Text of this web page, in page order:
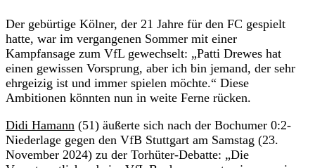
Der gebürtige Kölner, der 21 Jahre für den FC gespielt
hatte, war im vergangenen Sommer mit einer
Kampfansage zum VfL gewechselt: „Patti Drewes hat
einen gewissen Vorsprung, aber ich bin jemand, der sehr
ehrgeizig ist und immer spielen möchte.“ Diese
Ambitionen könnten nun in weite Ferne rücken.
Didi Hamann (51) äußerte sich nach der Bochumer 0:2-
Niederlage gegen den VfB Stuttgart am Samstag (23.
November 2024) zu der Torhüter-Debatte: „Die